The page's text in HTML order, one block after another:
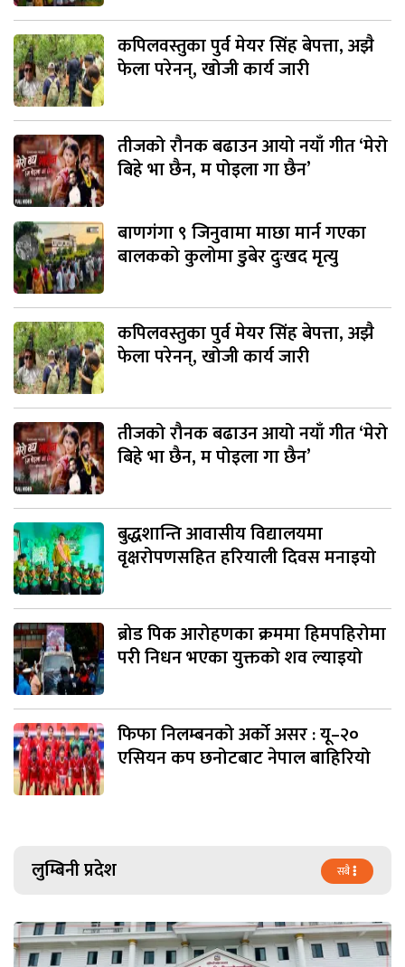
कपिलवस्तुका पुर्व मेयर सिंह बेपत्ता, अझै
फेला परेनन्, खोजी कार्य जारी
तीजको रौनक बढाउन आयो नयाँ गीत ‘मेरो
बिहे भा छैन, म पोइला गा छैन’
बाणगंगा ९ जिनुवामा माछा मार्न गएका
बालकको कुलोमा डुबेर दुःखद मृत्यु
कपिलवस्तुका पुर्व मेयर सिंह बेपत्ता, अझै
फेला परेनन्, खोजी कार्य जारी
तीजको रौनक बढाउन आयो नयाँ गीत ‘मेरो
बिहे भा छैन, म पोइला गा छैन’
बुद्धशान्ति आवासीय विद्यालयमा
वृक्षरोपणसहित हरियाली दिवस मनाइयो
ब्रोड पिक आरोहणका क्रममा हिमपहिरोमा
परी निधन भएका युक्तको शव ल्याइयो
फिफा निलम्बनको अर्को असर : यू–२०
एसियन कप छनोटबाट नेपाल बाहिरियो
लुम्बिनी प्रदेश सबै